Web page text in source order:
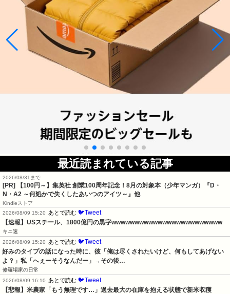
最近読まれている記事
2026/08/31まで
[PR]
【100円～】集英社 創業100周年記念！8月の対象本（少年マンガ）『D・
N・A2 ～何処かで失くしたあいつのアイツ～』他
Kindleストア
2026/08/09 15:20
あとで読む 🐦Tweet
【速報】USスチール、1800億円の黒字wwwwwwwwwwwwwwwwwwwwwwww
キニ速
2026/08/09 15:20
あとで読む 🐦Tweet
好みのタイプの話になった時に、彼「俺は尽くされたいけど、何もしてあげない
よ？」私「へぇーそうなんだー」→その後…
修羅場家の日常
2026/08/09 16:10
あとで読む 🐦Tweet
【悲報】米農家「もう無理です…」過去最大の在庫を抱える状態で新米収穫